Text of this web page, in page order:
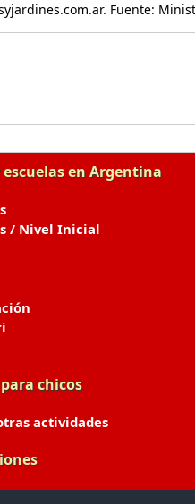
Fuente:
escuelas en Argentina
/ Nivel Inicial
chicos
actividades